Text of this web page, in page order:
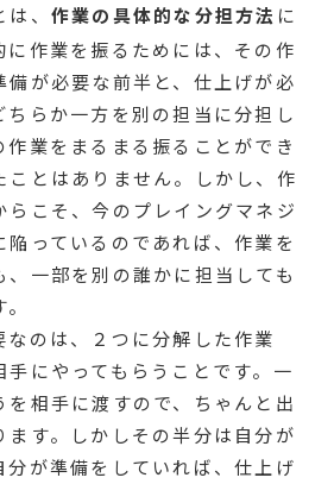
、 作業の具体的な分担方法 に
に作業を振るためには、その作
備が必要な前半と、仕上げが必
ちらか一方を別の担当に分担し
作業をまるまる振ることができ
ことはありません。しかし、作
らこそ、今のプレイングマネジ
陥っているのであれば、作業を
、一部を別の誰かに担当しても
なのは、２つに分解した作業
手にやってもらうことです。一
を相手に渡すので、ちゃんと出
ます。しかしその半分は自分が
分が準備をしていれば、仕上げ